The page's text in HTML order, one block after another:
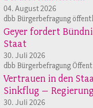
04. August 2026
dbb Bürgerbefragung
Geyer fordert
Staat
30. Juli 2026
dbb Bürgerbefragung
Vertrauen in den
Sinkflug –
30. Juli 2026